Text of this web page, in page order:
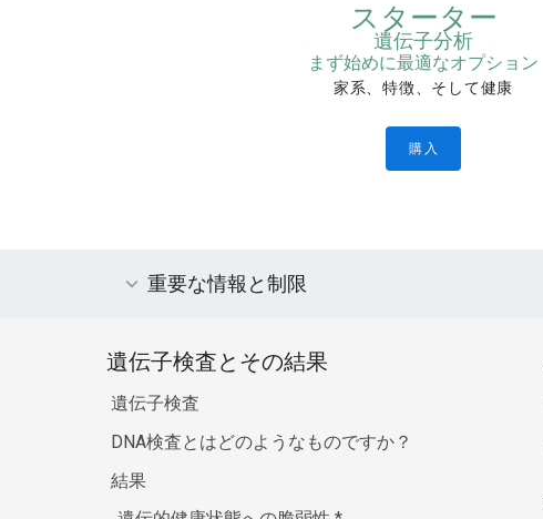
スターター
遺伝子分析
まず始めに最適なオプション
家系、特徴、そして健康
購入
重要な情報と制限
遺伝子検査とその結果
遺伝子検査
DNA検査とはどのようなものですか？
結果